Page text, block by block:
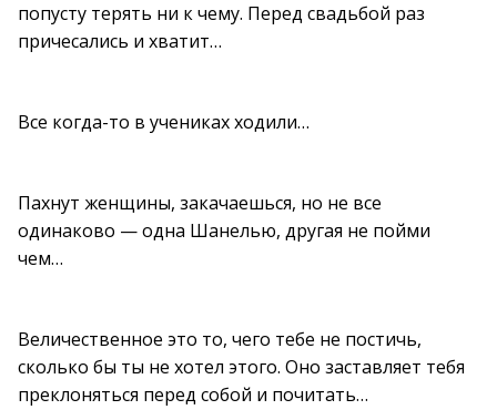
попусту терять ни к чему. Перед свадьбой раз
причесались и хватит…
Все когда-то в учениках ходили…
Пахнут женщины, закачаешься, но не все
одинаково — одна Шанелью, другая не пойми
чем…
Величественное это то, чего тебе не постичь,
сколько бы ты не хотел этого. Оно заставляет тебя
преклоняться перед собой и почитать…